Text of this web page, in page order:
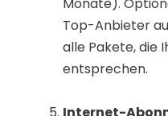
Top-Anbieter
alle Pakete, die
entsprechen.